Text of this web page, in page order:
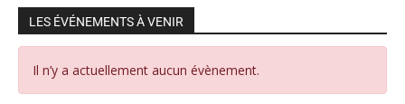
LES ÉVÉNEMENTS À VENIR
Il n’y a actuellement aucun évènement.